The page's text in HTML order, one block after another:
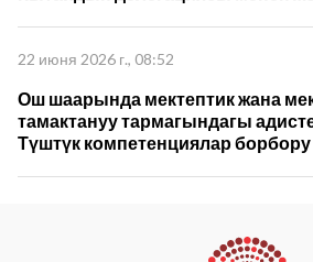
22 июня 2026 г., 08:52
Ош шаарында мектептик жана
тамактануу тармагындагы
Түштүк компетенциялар